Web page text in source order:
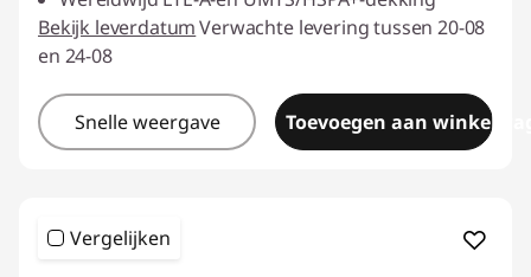
Bekijk leverdatumVerwachte levering tussen 20-08
en 24-08
Snelle weergave Toevoegen aan
Vergelijken